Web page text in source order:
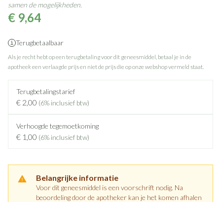
€ 9,64
Terugbetaalbaar
Als je recht hebt op een terugbetaling voor dit geneesmiddel, betaal je in de
apotheek een verlaagde prijs en niet de prijs die op onze webshop vermeld staat.
Terugbetalingstarief
€ 2,00 (6% inclusief btw)
Verhoogde tegemoetkoming
€ 1,00 (6% inclusief btw)
Belangrijke informatie
Voor dit geneesmiddel is een voorschrift nodig. Na
beoordeling door de apotheker kan je het komen afhalen
samen de mogelijkheden.